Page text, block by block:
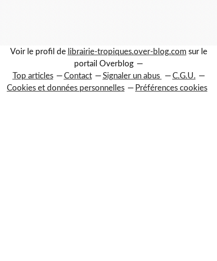
Voir le profil de librairie-tropiques.over-blog.com sur le
portail Overblog
Top articles
Contact Signaler un abus
C.G.U.
Cookies et données personnelles
Préférences cookies